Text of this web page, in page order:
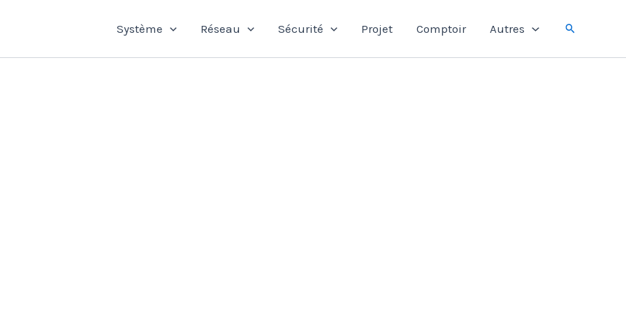
Système Réseau Sécurité Projet Comptoir Autres Rechercher